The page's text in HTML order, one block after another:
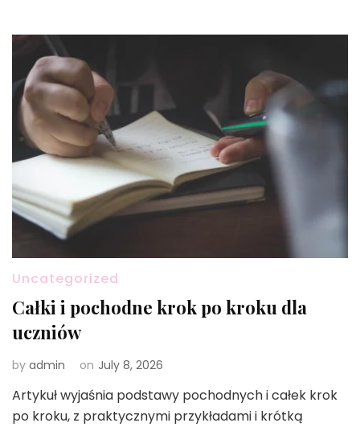
Uncategorized
Całki i pochodne krok po kroku dla
uczniów
by admin on July 8, 2026
Artykuł wyjaśnia podstawy pochodnych i całek krok
po kroku, z praktycznymi przykładami i krótką